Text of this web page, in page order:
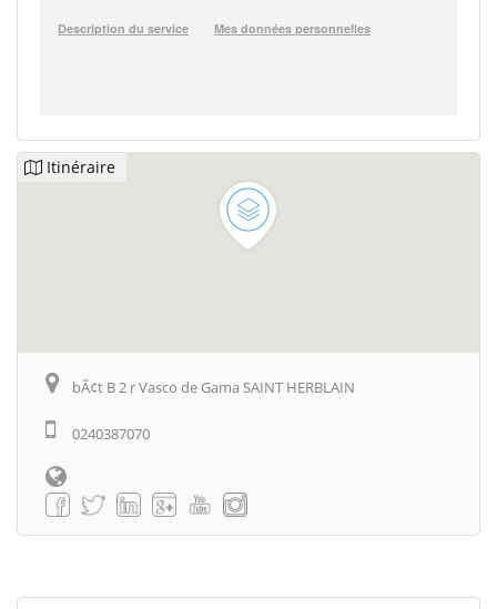
Itinéraire
bÃ¢t B 2 r Vasco de Gama SAINT HERBLAIN
0240387070